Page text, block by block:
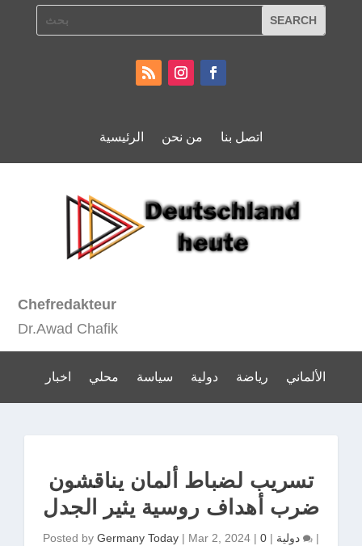
الرئيسية من نحن اتصل بنا
Chefredakteur
Dr.Awad Chafik
اخبار محلي سياسة دولية رياضة الألماني
تسريب لضباط ألمان يناقشون
ضرب أهداف روسية يثير الجدل
Posted by Germany Today | Mar 2, 2024 | دولية | |